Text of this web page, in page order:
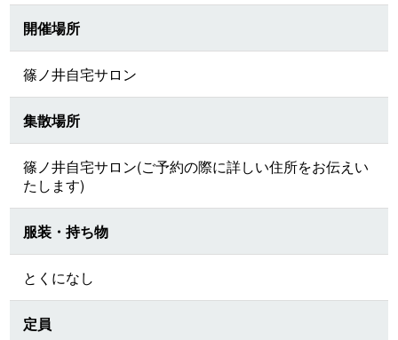
開催場所
篠ノ井自宅サロン
集散場所
篠ノ井自宅サロン(ご予約の際に詳しい住所をお伝えい
たします)
服装・持ち物
とくになし
定員